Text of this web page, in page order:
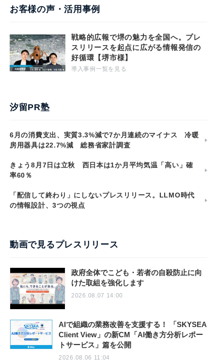
お客様の声・活用事例
戦略的広報で堺の魅力を全国へ。プレ
スリリースを起点に広がる情報発信の
好循環【堺市様】
導入事例一覧を見る
汐留PR塾
6月の消費支出、実質3.3%減で7か月連続のマイナス 冷暖
房用器具は22.7%減 総務省家計調査
きょう8月7日は立秋 西日本は1か月平均気温「高い」確
率60％
「配信して終わり」にしないプレスリリース。LLMO時代
の情報設計、3つの視点
動画で見るプレスリリース
政府全体でこども・若者の自殺防止に向
けた取組を強化します
2026.08.07 14:00
AIで組織の業務改善を支援する！ 「SKYSEA
Client View」の新CM「AI働き方分析レポー
トサービス」篇を公開
2026.08.06 11:04